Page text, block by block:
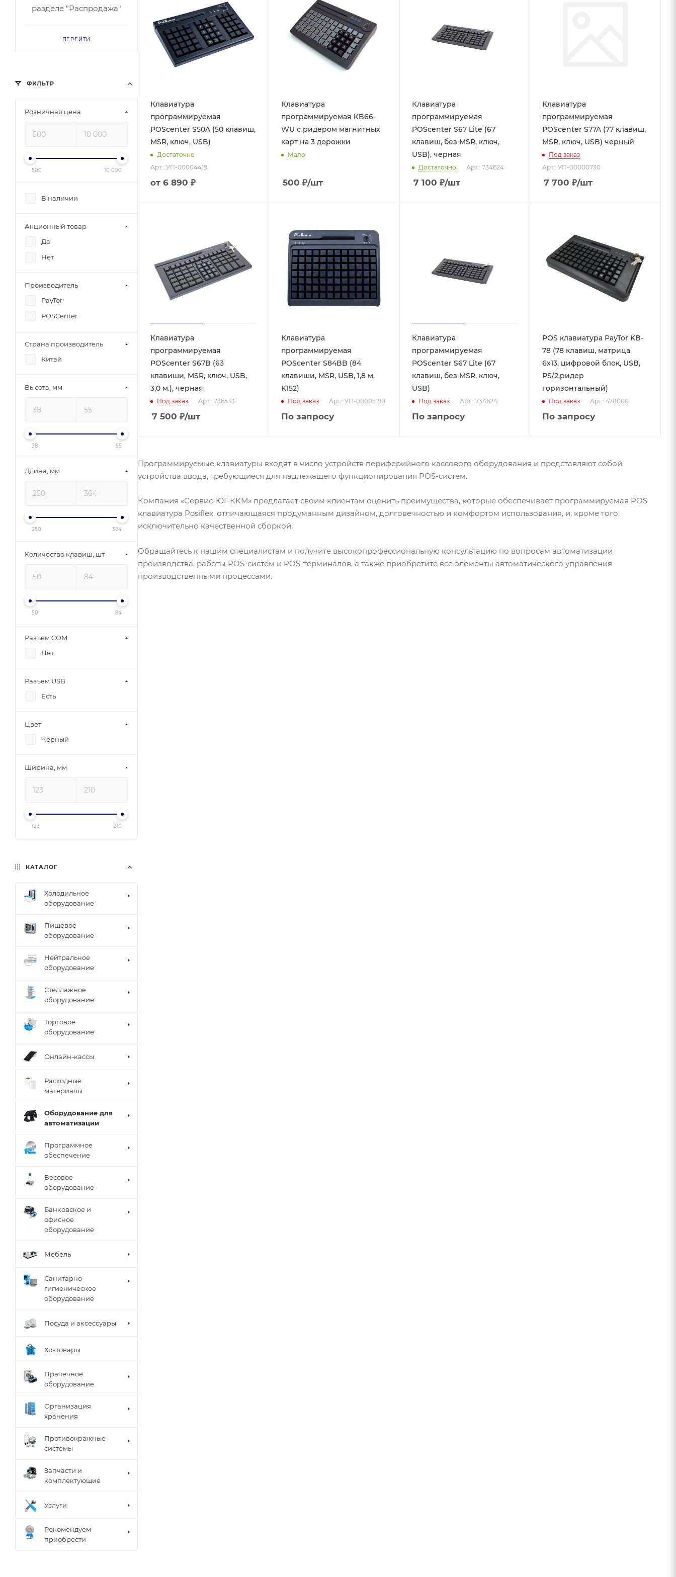
Клавиатура
программируемая
POScenter S50A (50 клавиш,
MSR, ключ, USB)
Достаточно
Арт.: УП-00004419
от 6 890 ₽
Клавиатура
программируемая KB66-
WU с ридером магнитных
карт на 3 дорожки
Мало
500 ₽/шт
Клавиатура
программируемая
POScenter S67 Lite (67
клавиш, без MSR, ключ,
USB), черная
Достаточно Арт.: 734624
7 100 ₽/шт
Клавиатура
программируемая
POScenter S77A (77 клавиш,
MSR, ключ, USB) черный
Под заказ
Арт.: УП-00000730
7 700 ₽/шт
Клавиатура
программируемая
POScenter S67B (63
клавиши, MSR, ключ, USB,
3,0 м.), черная
Под заказ Арт.: 736533
7 500 ₽/шт
Клавиатура
программируемая
POScenter S84BB (84
клавиши, MSR, USB, 1,8 м,
K152)
Под заказ Арт.: УП-00005190
По запросу
Клавиатура
программируемая
POScenter S67 Lite (67
клавиш, без MSR, ключ,
USB)
Под заказ Арт.: 734624
По запросу
POS клавиатура PayTor KB-
78 (78 клавиш, матрица
6х13, цифровой блок, USB,
PS/2,ридер
горизонтальный)
Под заказ Арт.: 478000
По запросу
Программируемые клавиатуры входят в число устройств периферийного кассового оборудования и представляют собой
устройства ввода, требующиеся для надлежащего функционирования POS-систем.
Компания «Сервис-ЮГ-ККМ» предлагает своим клиентам оценить преимущества, которые обеспечивает программируемая POS
клавиатура Posiflex, отличающаяся продуманным дизайном, долговечностью и комфортом использования, и, кроме того,
исключительно качественной сборкой.
Обращайтесь к нашим специалистам и получите высокопрофессиональную консультацию по вопросам автоматизации
производства, работы POS-систем и POS-терминалов, а также приобретите все элементы автоматического управления
производственными процессами.
разделе "Распродажа"
ПЕРЕЙТИ
ФИЛЬТР
Розничная цена
500 10 000
В наличии
Акционный товар
Да
Нет
Производитель
PayTor
POSCenter
Страна производитель
Китай
Высота, мм
38 55
Длина, мм
250 364
Количество клавиш, шт
50 84
Разъем COM
Нет
Разъем USB
Есть
Цвет
Черный
Ширина, мм
123 210
КАТАЛОГ
Холодильное
оборудование
Пищевое
оборудование
Нейтральное
оборудование
Стеллажное
оборудование
Торговое
оборудование
Онлайн-кассы
Расходные
материалы
Оборудование для
автоматизации
Программное
обеспечение
Весовое
оборудование
Банковское и
офисное
оборудование
Мебель
Санитарно-
гигиеническое
оборудование
Посуда и аксессуары
Хозтовары
Прачечное
оборудование
Организация
хранения
Противокражные
системы
Запчасти и
комплектующие
Услуги
Рекомендуем
приобрести